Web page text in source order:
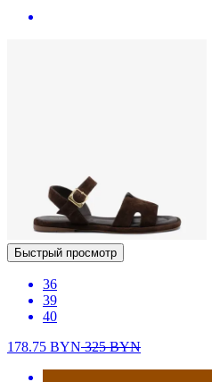
Быстрый просмотр
36
39
40
178.75 BYN325BYN